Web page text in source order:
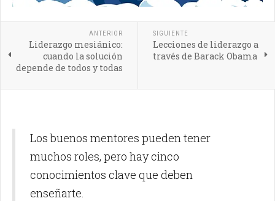
ANTERIOR
Liderazgo mesiánico:
cuando la solución
depende de todos y todas
SIGUIENTE
Lecciones de liderazgo a
través de Barack Obama
Los buenos mentores pueden tener
muchos roles, pero hay cinco
conocimientos clave que deben
enseñarte.